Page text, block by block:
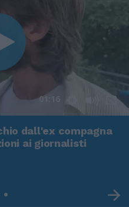
01:16
dall'ex compagna
ai giornalisti